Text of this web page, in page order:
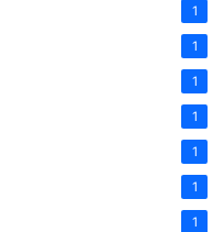
1
1
1
1
1
1
1